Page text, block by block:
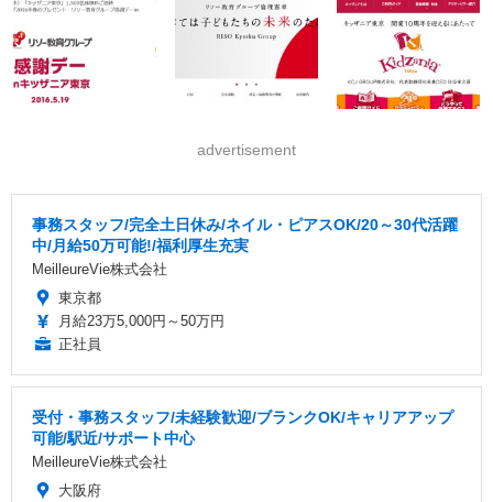
advertisement
事務スタッフ/完全土日休み/ネイル・ピアスOK/20～30代活躍
中/月給50万可能!/福利厚生充実
MeilleureVie株式会社
東京都
月給23万5,000円～50万円
正社員
受付・事務スタッフ/未経験歓迎/ブランクOK/キャリアアップ
可能/駅近/サポート中心
MeilleureVie株式会社
大阪府